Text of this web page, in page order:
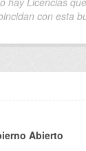
con esta
Abierto